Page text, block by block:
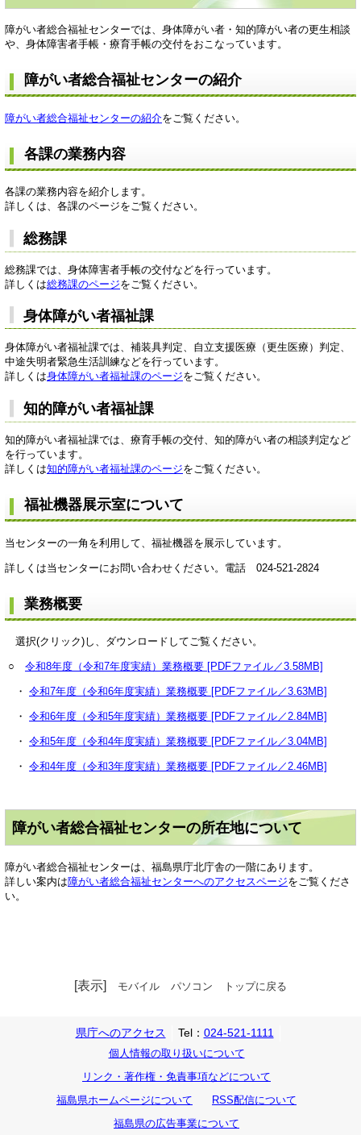
障がい者総合福祉センターでは、身体障がい者・知的障がい者の更生相談
や、身体障害者手帳・療育手帳の交付をおこなっています。
障がい者総合福祉センターの紹介
障がい者総合福祉センターの紹介をご覧ください。
各課の業務内容
各課の業務内容を紹介します。
詳しくは、各課のページをご覧ください。
総務課
総務課では、身体障害者手帳の交付などを行っています。
詳しくは総務課のページをご覧ください。
身体障がい者福祉課
身体障がい者福祉課では、補装具判定、自立支援医療（更生医療）判定、
中途失明者緊急生活訓練などを行っています。
詳しくは身体障がい者福祉課のページをご覧ください。
知的障がい者福祉課
知的障がい者福祉課では、療育手帳の交付、知的障がい者の相談判定など
を行っています。
詳しくは知的障がい者福祉課のページをご覧ください。
福祉機器展示室について
当センターの一角を利用して、福祉機器を展示しています。
詳しくは当センターにお問い合わせください。電話 024-521-2824
業務概要
選択(クリック)し、ダウンロードしてご覧ください。
○ 令和8年度（令和7年度実績）業務概要 [PDFファイル／3.58MB]
・ 令和7年度（令和6年度実績）業務概要 [PDFファイル／3.63MB]
・ 令和6年度（令和5年度実績）業務概要 [PDFファイル／2.84MB]
・ 令和5年度（令和4年度実績）業務概要 [PDFファイル／3.04MB]
・ 令和4年度（令和3年度実績）業務概要 [PDFファイル／2.46MB]
障がい者総合福祉センターの所在地について
障がい者総合福祉センターは、福島県庁北庁舎の一階にあります。
詳しい案内は障がい者総合福祉センターへのアクセスページをご覧くださ
い。
[表示] モバイル パソコン トップに戻る
県庁へのアクセス Tel： 024-521-1111
個人情報の取り扱いについて
リンク・著作権・免責事項などについて
福島県ホームページについて
RSS配信について
福島県の広告事業について